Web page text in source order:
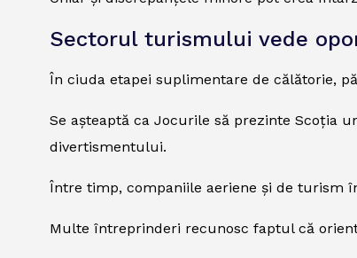
Sectorul turismului vede
În ciuda etapei suplimentare de călătorie,
Se așteaptă ca Jocurile să prezinte Scoția
divertismentului.
Între timp, companiile aeriene și de turism
Multe întreprinderi recunosc faptul că